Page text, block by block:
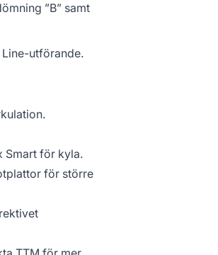
”B” samt
utförande.
Smart för kyla.
för större